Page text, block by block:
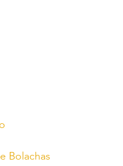
Bolachas